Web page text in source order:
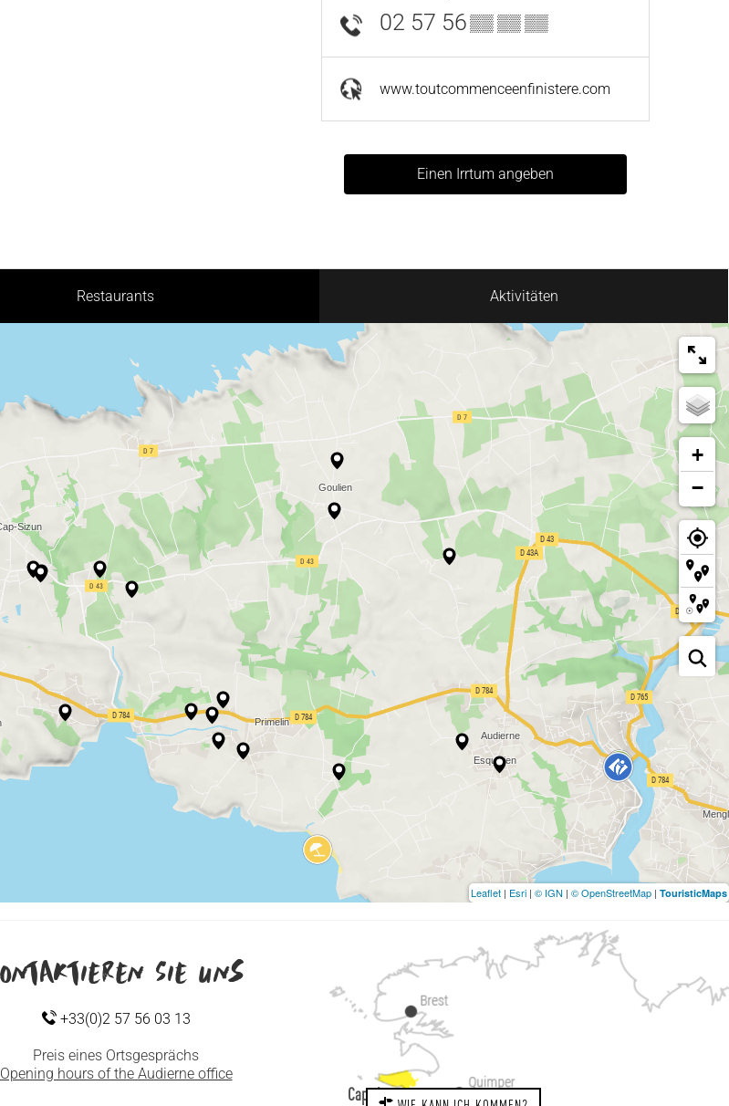
02 57 56▒▒ ▒▒ ▒▒
www.toutcommenceenfinistere.com
Einen Irrtum angeben
Restaurants Aktivitäten
+
−
Leaflet | Esri | © IGN | © OpenStreetMap | TouristicMaps
Sie uns
+33(0)2 57 56 03 13
Preis eines Ortsgesprächs
Opening hours of the Audierne office
Cap sizun